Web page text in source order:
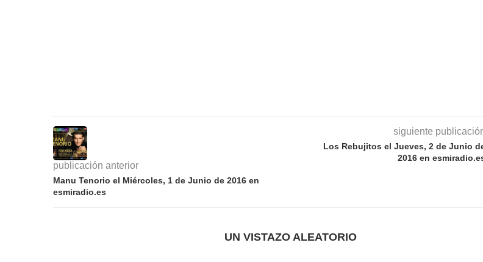
publicación anterior
Manu Tenorio el Miércoles, 1 de Junio de 2016 en
esmiradio.es
siguiente
Los Rebujitos el Jueves, 2 de Junio
2016 en
UN VISTAZO ALEATORIO